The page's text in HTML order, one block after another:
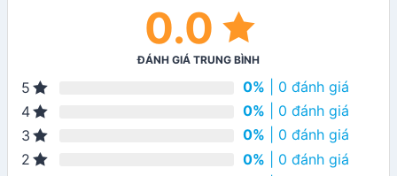
0.0
ĐÁNH GIÁ TRUNG BÌNH
5 0% | 0 đánh giá
4
0% | 0 đánh giá
3
0% | 0 đánh giá
2
0% | 0 đánh giá